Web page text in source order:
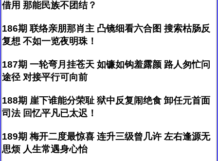
借用 那能民族不团结？
186期 联络亲朋那肖主 凸镜细看六合图 搜索枯肠反
复想 不如一览夜明珠！
187期 一轮弯月挂苍天 如镰如钩羞露颜 路人匆忙问
途径 对接平行可向前
188期 崖下谁能分荣耻 狱中反复闹绝食 卸任元首面
司法 回忆平凡已太迟！
189期 梅开二度最惊喜 连升三级曾几许 左右逢源无
思烦 人生常遇身心怡